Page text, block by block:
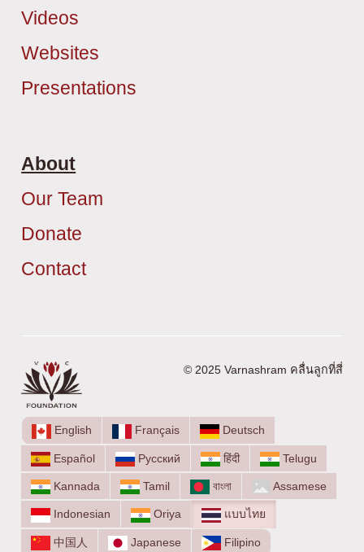
Videos
Websites
Presentations
About
Our Team
Donate
Contact
© 2025 Varnashram คลื่นลูกที่สี่
English Français Deutsch
Español Русский हिंदी Telugu
Kannada Tamil বাংলা Assamese
Indonesian Oriya แบบไทย
中国人 Japanese Filipino